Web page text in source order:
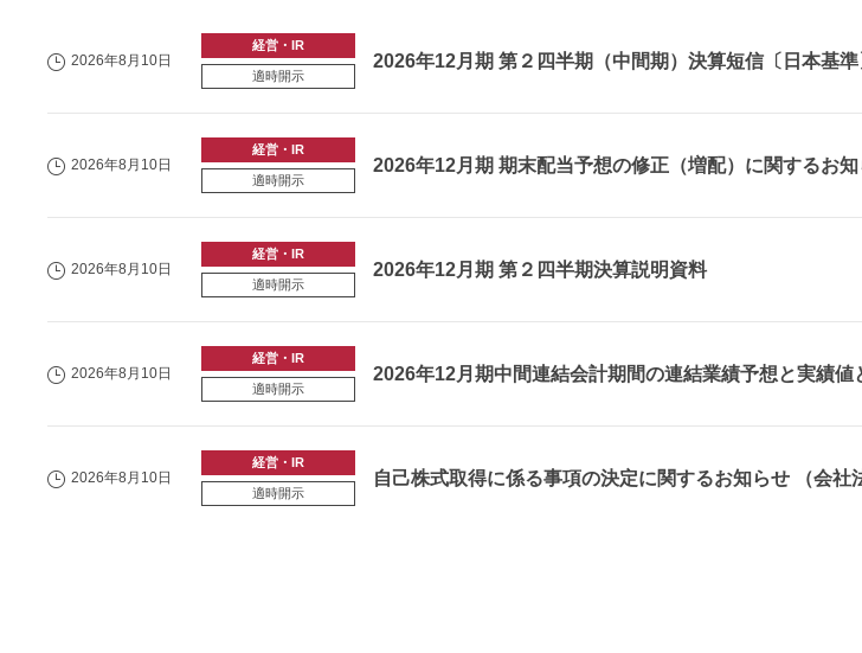
2026年8月10日
経営・IR
適時開示
2026年12月期 第２四半期（中間期）決算短信〔日本基準
2026年8月10日
経営・IR
適時開示
2026年12月期 期末配当予想の修正（増配）に関するお
2026年8月10日
経営・IR
適時開示
2026年12月期 第２四半期決算説明資料
2026年8月10日
経営・IR
適時開示
2026年12月期中間連結会計期間の連結業績予想と実績
2026年8月10日
経営・IR
適時開示
自己株式取得に係る事項の決定に関するお知らせ （会